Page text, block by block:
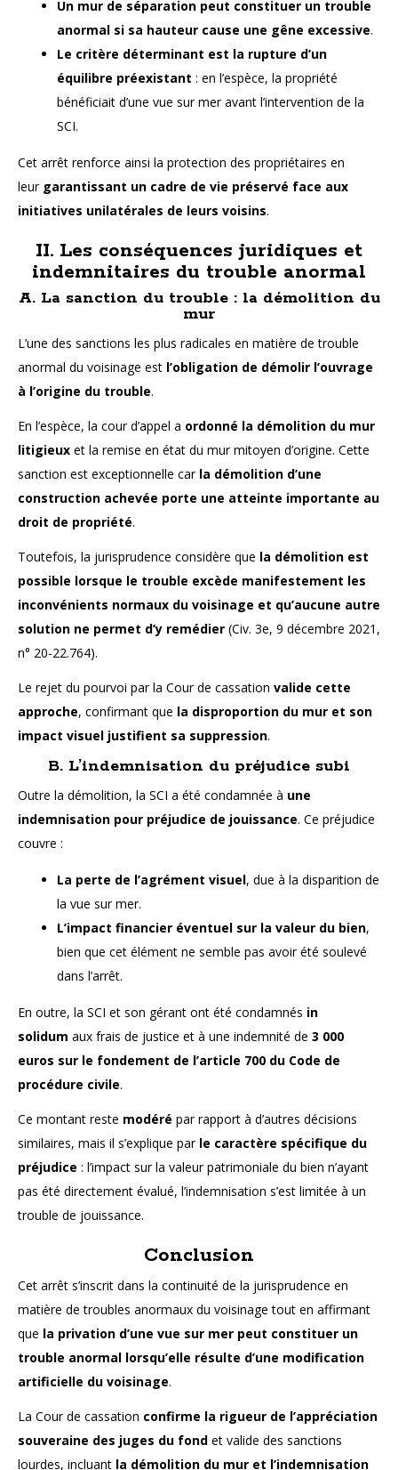
Un mur de séparation peut constituer un trouble
anormal si sa hauteur cause une gêne excessive.
Le critère déterminant est la rupture d’un
équilibre préexistant : en l’espèce, la propriété
bénéficiait d’une vue sur mer avant l’intervention de la
SCI.
Cet arrêt renforce ainsi la protection des propriétaires en
leur garantissant un cadre de vie préservé face aux
initiatives unilatérales de leurs voisins.
II. Les conséquences juridiques et
indemnitaires du trouble anormal
A. La sanction du trouble : la démolition du
mur
L’une des sanctions les plus radicales en matière de trouble
anormal du voisinage est l’obligation de démolir l’ouvrage
à l’origine du trouble.
En l’espèce, la cour d’appel a ordonné la démolition du mur
litigieux et la remise en état du mur mitoyen d’origine. Cette
sanction est exceptionnelle car la démolition d’une
construction achevée porte une atteinte importante au
droit de propriété.
Toutefois, la jurisprudence considère que la démolition est
possible lorsque le trouble excède manifestement les
inconvénients normaux du voisinage et qu’aucune autre
solution ne permet d’y remédier (Civ. 3e, 9 décembre 2021,
n° 20-22.764).
Le rejet du pourvoi par la Cour de cassation valide cette
approche, confirmant que la disproportion du mur et son
impact visuel justifient sa suppression.
B. L’indemnisation du préjudice subi
Outre la démolition, la SCI a été condamnée à une
indemnisation pour préjudice de jouissance. Ce préjudice
couvre :
La perte de l’agrément visuel, due à la disparition de
la vue sur mer.
L’impact financier éventuel sur la valeur du bien,
bien que cet élément ne semble pas avoir été soulevé
dans l’arrêt.
En outre, la SCI et son gérant ont été condamnés in
solidum aux frais de justice et à une indemnité de 3 000
euros sur le fondement de l’article 700 du Code de
procédure civile.
Ce montant reste modéré par rapport à d’autres décisions
similaires, mais il s’explique par le caractère spécifique du
préjudice : l’impact sur la valeur patrimoniale du bien n’ayant
pas été directement évalué, l’indemnisation s’est limitée à un
trouble de jouissance.
Conclusion
Cet arrêt s’inscrit dans la continuité de la jurisprudence en
matière de troubles anormaux du voisinage tout en affirmant
que la privation d’une vue sur mer peut constituer un
trouble anormal lorsqu’elle résulte d’une modification
artificielle du voisinage.
La Cour de cassation confirme la rigueur de l’appréciation
souveraine des juges du fond et valide des sanctions
lourdes, incluant la démolition du mur et l’indemnisation